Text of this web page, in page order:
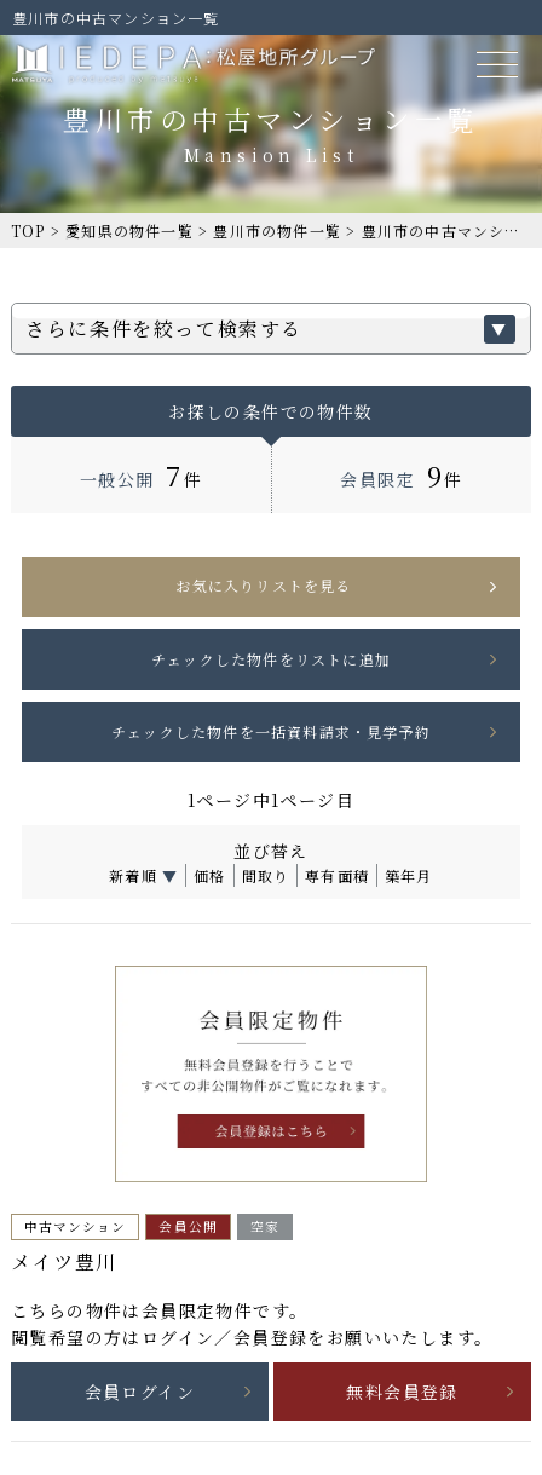
豊川市の中古マンション一覧
TOP > 愛知県の物件一覧 > 豊川市の物件一覧 > 豊川市の中古マンション一覧
豊川市の中古マンション一覧
さらに条件を絞って検索する
お探しの条件での物件数
一般公開 7 件 会員限定 9件
お気に入りリストを見る
1ページ中1ページ目
並び替え
新着順 ▼ 価格 間取り 専有面積 築年月
中古マンション 会員公開 空家
メイツ豊川
こちらの物件は 会員限定物件です。
閲覧希望の方はログイン／会員登録をお願いいたします。
会員ログイン 無料会員登録